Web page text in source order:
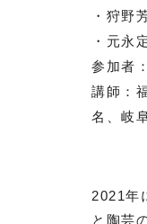
・狩野
・元永
参加者：
講師：
名、岐
2021年
と陶芸